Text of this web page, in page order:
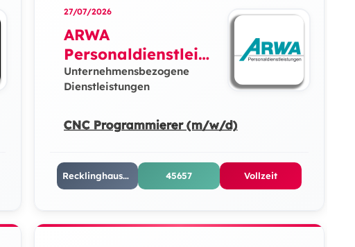
27/07/2026
ARWA
Personaldienstleist
ungen GmbH
Unternehmensbezogene
Dienstleistungen
CNC Programmierer (m/w/d)
Recklinghausen 45657 Vollzeit